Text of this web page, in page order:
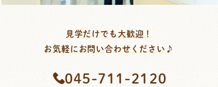
見学だけでも大歓迎！
お気軽にお問い合わせください♪
045-711-2120